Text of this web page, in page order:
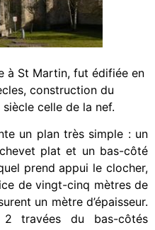
à St Martin, fut édifiée en
construction du
celle de la nef.
un plan très simple : un
plat et un bas-côté
prend appui le clocher,
de vingt-cinq mètres de
un mètre d’épaisseur.
travées du bas-côtés